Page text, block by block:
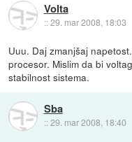
Volta
::29. mar 2008, 18:03
Uuu. Daj zmanjšaj
procesor. Mislim da bi
stabilnost sistema.
Sba
::29. mar 2008, 18:40